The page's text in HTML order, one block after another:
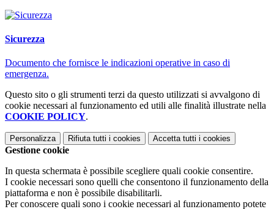
Sicurezza
Documento che fornisce le indicazioni operative in caso di
emergenza.
Questo sito o gli strumenti terzi da questo utilizzati si avvalgono di
cookie necessari al funzionamento ed utili alle finalità illustrate nella
COOKIE POLICY.
Personalizza Rifiuta tutti i cookies Accetta tutti i cookies
Gestione cookie
In questa schermata è possibile scegliere quali cookie consentire.
I cookie necessari sono quelli che consentono il funzionamento della
piattaforma e non è possibile disabilitarli.
Per conoscere quali sono i cookie necessari al funzionamento potete